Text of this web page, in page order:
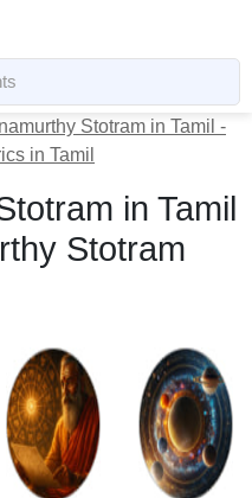
Stotram in Tamil -
in Tamil
in Tamil
Stotram